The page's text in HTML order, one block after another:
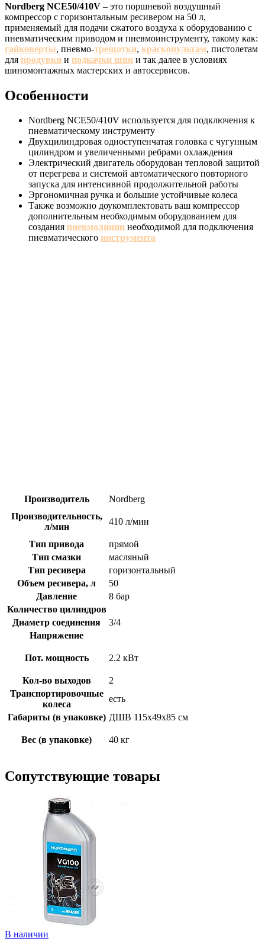
Nordberg NCE50/410V – это поршневой воздушный
компрессор с горизонтальным ресивером на 50 л,
применяемый для подачи сжатого воздуха к оборудованию с
пневматическим приводом и пневмоинструменту, такому как:
гайковерты, пневмо-трещотки, краскопультам, пистолетам
для продувки и подкачки шин и так далее в условиях
шиномонтажных мастерских и автосервисов.
Особенности
Nordberg NCE50/410V используется для подключения к
пневматическому инструменту
Двухцилиндровая одноступенчатая головка с чугунным
цилиндром и увеличенными ребрами охлаждения
Электрический двигатель оборудован тепловой защитой
от перегрева и системой автоматического повторного
запуска для интенсивной продолжительной работы
Эргономичная ручка и большие устойчивые колеса
Также возможно доукомплектовать ваш компрессор
дополнительным необходимым оборудованием для
создания пневмолинии необходимой для подключения
пневматического инструмента
Производитель
Nordberg
Производительность,
л/мин
410 л/мин
Тип привода
прямой
Тип смазки
масляный
Тип ресивера
горизонтальный
Объем ресивера, л
50
Давление
8 бар
Количество цилиндров
Диаметр соединения
3/4
Напряжение
Пот. мощность 2.2 кВт
Кол-во выходов
2
Транспортировочные
колеса
есть
Габариты (в упаковке) ДШВ 115x49x85 см
Вес (в упаковке) 40 кг
Сопутствующие товары
В наличии